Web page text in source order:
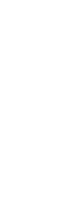
API 코
오픈소